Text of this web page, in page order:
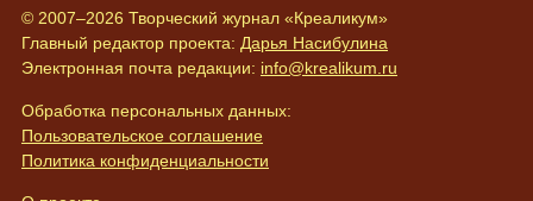
© 2007–2026 Творческий журнал «Креаликум»
Главный редактор проекта: Дарья Насибулина
Электронная почта редакции: info@krealikum.ru
Обработка персональных данных:
Пользовательское соглашение
Политика конфиденциальности